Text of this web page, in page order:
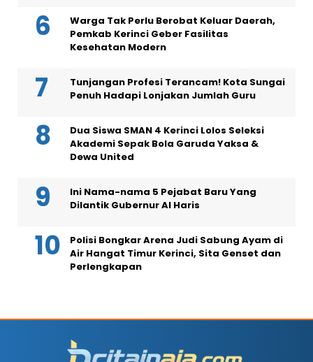
Warga Tak Perlu Berobat Keluar Daerah,
Pemkab Kerinci Geber Fasilitas
Kesehatan Modern
Tunjangan Profesi Terancam! Kota Sungai
Penuh Hadapi Lonjakan Jumlah Guru
Dua Siswa SMAN 4 Kerinci Lolos Seleksi
Akademi Sepak Bola Garuda Yaksa &
Dewa United
Ini Nama-nama 5 Pejabat Baru Yang
Dilantik Gubernur Al Haris
Polisi Bongkar Arena Judi Sabung Ayam di
Air Hangat Timur Kerinci, Sita Genset dan
Perlengkapan